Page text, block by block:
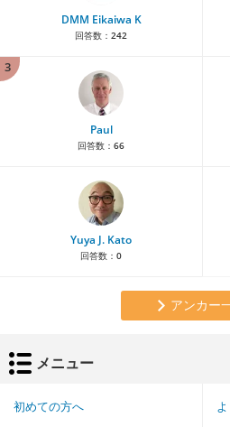
DMM Eikaiwa K
回答数： 242
3
Paul
回答数： 66
Yuya J. Kato
回答数： 0
アンカー
メニュー
初めての方へ